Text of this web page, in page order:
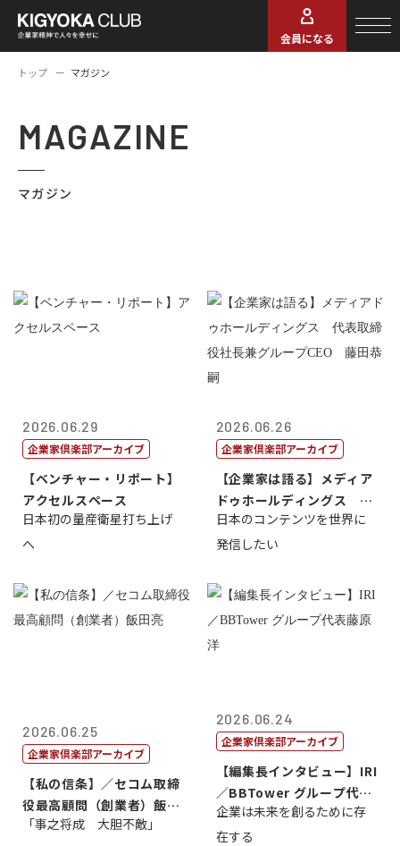
会員になる
トップ マガジン
MAGAZINE
マガジン
2026.06.29
企業家倶楽部アーカイブ
【ベンチャー・リポート】
アクセルスペース
日本初の量産衛星打ち上げ
へ
2026.06.26
企業家倶楽部アーカイブ
【企業家は語る】メディア
ドゥホールディングス 代
表取締役社長...
日本のコンテンツを世界に
発信したい
2026.06.25
企業家倶楽部アーカイブ
【私の信条】／セコム取締
役最高顧問（創業者）飯田
亮
「事之将成 大胆不敵」
2026.06.24
企業家倶楽部アーカイブ
【編集長インタビュー】IRI
／BBTower グループ代表
藤...
企業は未来を創るために存
在する